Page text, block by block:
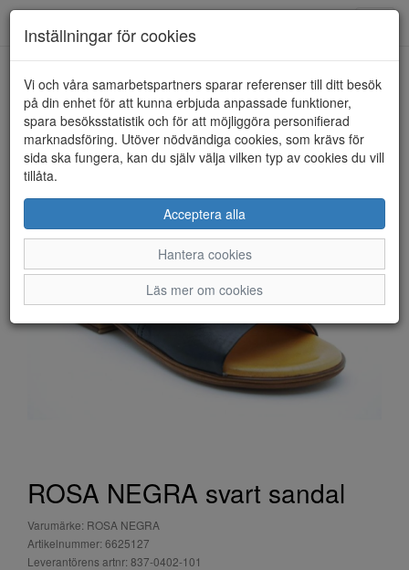
HEM ROSA NEGRA
ROSA NEGRA svart sandal
Varumärke: ROSA NEGRA
Artikelnummer: 6625127
Leverantörens artnr: 837-0402-101
Inställningar för cookies
Vi och våra samarbetspartners sparar referenser till ditt besök
på din enhet för att kunna erbjuda anpassade funktioner,
spara besöksstatistik och för att möjliggöra personifierad
marknadsföring. Utöver nödvändiga cookies, som krävs för
sida ska fungera, kan du själv välja vilken typ av cookies du vill
tillåta.
Acceptera alla
Hantera cookies
Läs mer om cookies